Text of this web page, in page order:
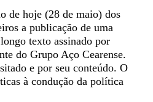
de hoje (28 de maio) dos
a publicação de uma
texto assinado por
do Grupo Aço Cearense.
e por seu conteúdo. O
à condução da política